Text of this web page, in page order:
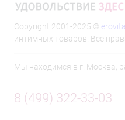
Copyright 2001-2025 ©
интимных товаров. Все
Мы находимся в г. Москва,
8 (499) 322-33-03